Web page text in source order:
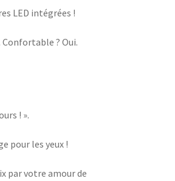
LED intégrées !
? Oui.
! ».
pour les yeux !
par votre amour de